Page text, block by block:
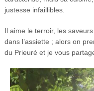
justesse infaillibles.
Il aime le terroir, les
dans l’assiette ; alors on
du Prieuré et je vous